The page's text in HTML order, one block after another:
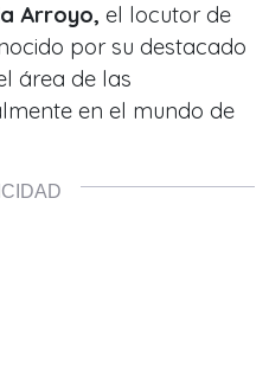
Arroyo, el locutor de
por su destacado
área de las
en el mundo de